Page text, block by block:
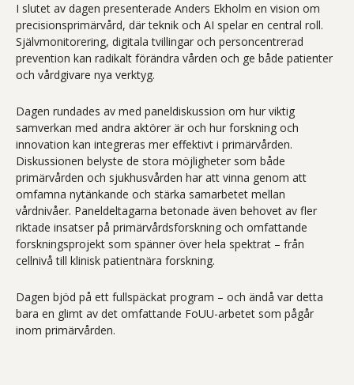
I slutet av dagen presenterade Anders Ekholm en vision om
precisionsprimärvård, där teknik och AI spelar en central roll.
Självmonitorering, digitala tvillingar och personcentrerad
prevention kan radikalt förändra vården och ge både patienter
och vårdgivare nya verktyg.
Dagen rundades av med paneldiskussion om hur viktig
samverkan med andra aktörer är och hur forskning och
innovation kan integreras mer effektivt i primärvården.
Diskussionen belyste de stora möjligheter som både
primärvården och sjukhusvården har att vinna genom att
omfamna nytänkande och stärka samarbetet mellan
vårdnivåer. Paneldeltagarna betonade även behovet av fler
riktade insatser på primärvårdsforskning och omfattande
forskningsprojekt som spänner över hela spektrat – från
cellnivå till klinisk patientnära forskning.
Dagen bjöd på ett fullspäckat program – och ändå var detta
bara en glimt av det omfattande FoUU-arbetet som pågår
inom primärvården.